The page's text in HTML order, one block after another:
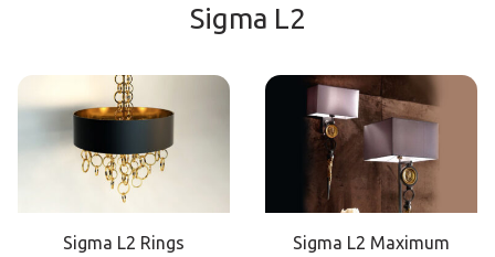
Sigma L2
Sigma L2 Rings Sigma L2 Maximum